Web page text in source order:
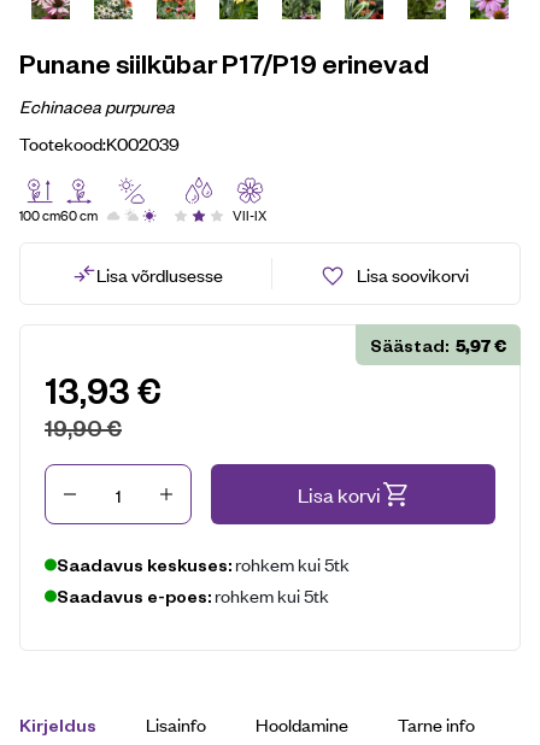
Punane siilkübar P17/P19 erinevad
Echinacea purpurea
Tootekood:K002039
100 cm60 cm VII-IX
Lisa võrdlusesse Lisa soovikorvi
13,93€
19,90€
Säästad: 5,97€
Kogus Lisa korvi
Saadavus keskuses: rohkem kui 5tk
Saadavus e-poes: rohkem kui 5tk
Kirjeldus Lisainfo Hooldamine Tarne info